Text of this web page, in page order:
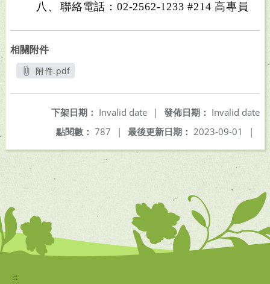
八、 聯絡電話：02-2562-1233 #214 高專員
相關附件
附件.pdf
發佈日期： Invalid date
下架日期： Invalid date
|
最後更新日期： 2023-09-01 |
點閱數： 787 |
:::